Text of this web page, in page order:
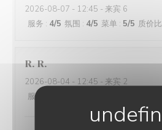
2026-08-07 - 12:45 - 来宾 6
服务 : 4/5 氛围 : 4/5 菜单 : 5/5 质价比
R. R
2026-08-04 - 12:45 - 来宾 2
服务